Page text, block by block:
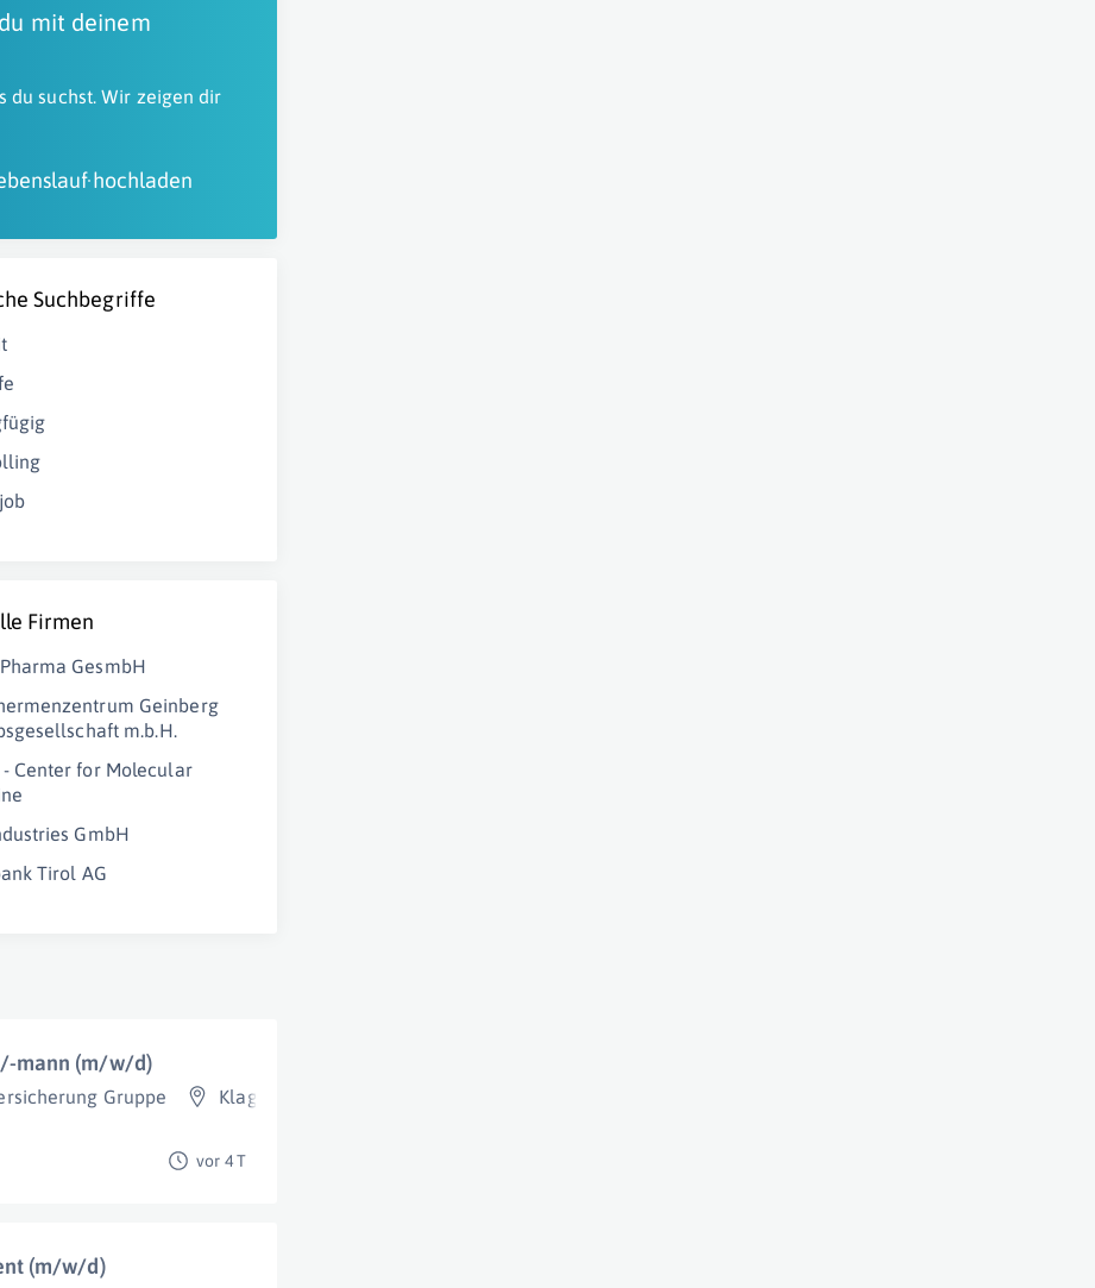
mit deinem
du suchst. Wir zeigen dir
hochladen
Suchbegriffe
Firmen
GesmbH
Geinberg
m.b.H.
- Center for Molecular
GmbH
Tirol AG
mann (m/w/d)
Gruppe Klagenfurt Am Wörthersee
vor 4 T
(m/w/d)